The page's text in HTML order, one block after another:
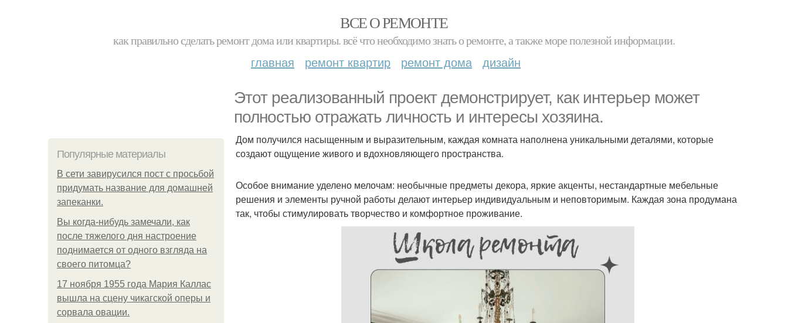
ВСЕ О РЕМОНТЕ
как правильно сделать ремонт дома или квартиры. всё что необходимо знать о ремонте, а также море полезной информации.
главная ремонт квартир ремонт дома дизайн
Этот реализованный проект демонстрирует, как интерьер может
полностью отражать личность и интересы хозяина.
Популярные материалы
В сети завирусился пост с просьбой
придумать название для домашней
запеканки.
Вы когда-нибудь замечали, как
после тяжелого дня настроение
поднимается от одного взгляда на
своего питомца?
17 ноября 1955 года Мария Каллас
вышла на сцену чикагской оперы и
сорвала овации.
Дом получился насыщенным и выразительным, каждая комната наполнена уникальными деталями, которые
создают ощущение живого и вдохновляющего пространства.
Особое внимание уделено мелочам: необычные предметы декора, яркие акценты, нестандартные мебельные
решения и элементы ручной работы делают интерьер индивидуальным и неповторимым. Каждая зона продумана
так, чтобы стимулировать творчество и комфортное проживание.